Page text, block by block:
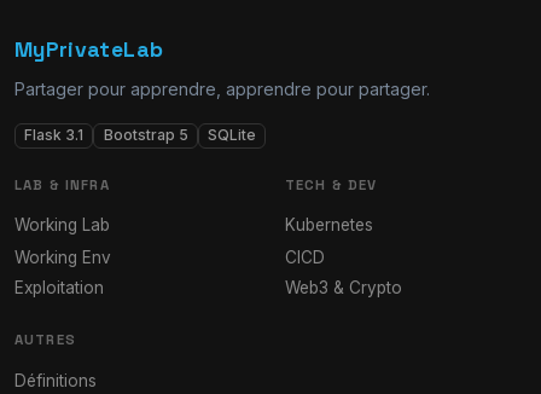
MyPrivateLab
Partager pour apprendre, apprendre pour partager.
Flask 3.1 Bootstrap 5 SQLite
LAB & INFRA
Working Lab
Working Env
Exploitation
TECH & DEV
Kubernetes
CICD
Web3 & Crypto
AUTRES
Définitions